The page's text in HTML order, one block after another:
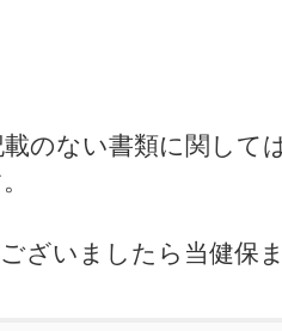
のない書類に関して
ざいましたら当健保